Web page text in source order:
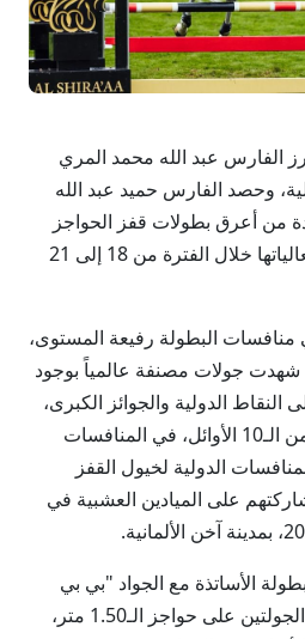
وام/ أحرز الفارس عبد الله محمد المري
وحصد الفارس حميد عبد الله
من أعرق بطولات قفز الحواجز
الدولية ببريطانيا، وجرت فعالياتها خلال الفترة من 18 إلى 21
البطولة رفيعة المستوى،
شهدت جولات مصنفة عالمياً بوجود
الدولية والجوائز الكبرى،
وحصدوا مراكز متقدمة ضمن الـ10 الأوائل، في المنافسات
الدولية لخيول القفز
على الميادين العشبية في
الأساتذة مع الجواد "بي بي
إس مغريغور"، بمواصفات الجولتين على حواجز الـ1.50 متر،